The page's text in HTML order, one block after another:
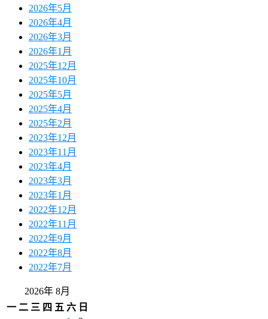
2026年5月
2026年4月
2026年3月
2026年1月
2025年12月
2025年10月
2025年5月
2025年4月
2025年2月
2023年12月
2023年11月
2023年4月
2023年3月
2023年1月
2022年12月
2022年11月
2022年9月
2022年8月
2022年7月
2026年 8月
一 二 三 四 五 六 日